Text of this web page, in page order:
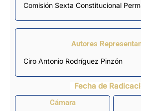
Comisión Sexta Constitucional
Autores
Ciro Antonio Rodríguez Pinzón
Fecha de
Cámara